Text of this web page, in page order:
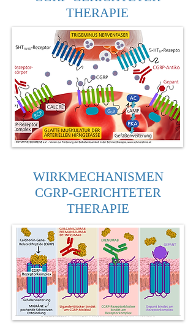
THERAPIE
WIRKMECHANISMEN
CGRP-GERICHTETER
THERAPIE